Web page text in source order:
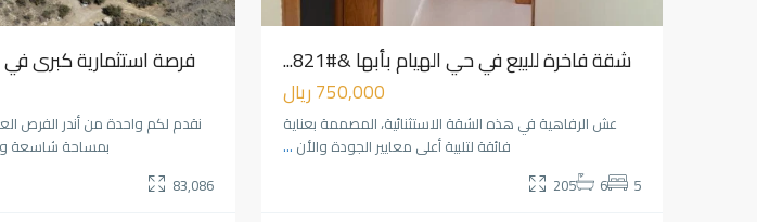
شقة فاخرة للبيع في حي الهيام بأبها &#821...
750,000 ريال
عش الرفاهية في هذه الشقة الاستثنائية، المصممة بعناية
فائقة لتلبية أعلى معايير الجودة والأن ...
5
6
205
فرصة استثمارية كبرى
نقدم لكم واحدة من أندر الفرص
بمساحة شاسعة
83,086